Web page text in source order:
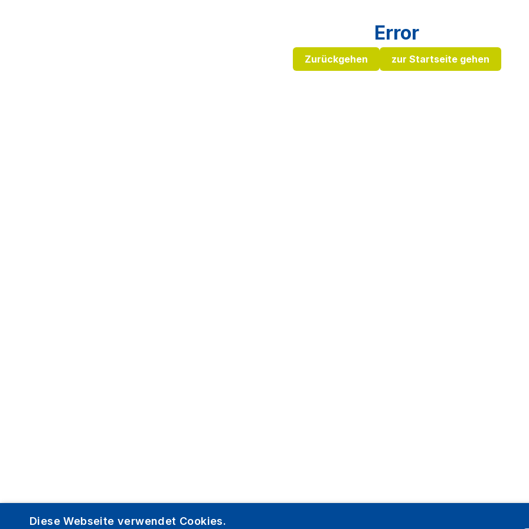
Error
Zurückgehen zur Startseite gehen
Diese Webseite verwendet Cookies.